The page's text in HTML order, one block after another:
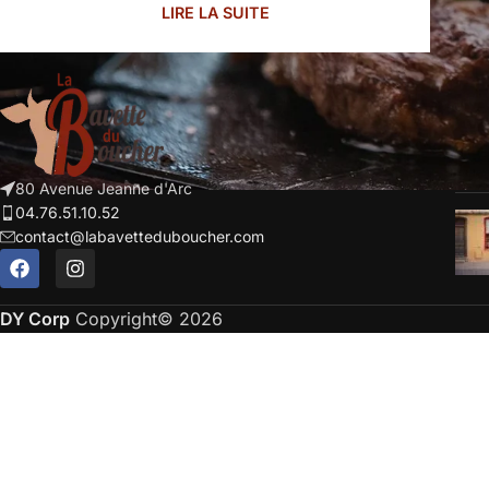
LIRE LA SUITE
80 Avenue Jeanne d'Arc
04.76.51.10.52
contact@labavetteduboucher.com
20
DY Corp Copyright© 2026